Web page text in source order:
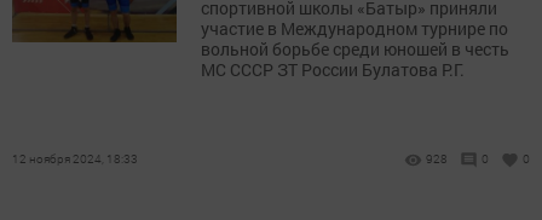
спортивной школы «Батыр» приняли
участие в Международном турнире по
вольной борьбе среди юношей в честь
МС СССР ЗТ России Булатова Р.Г.
12 ноября 2024, 18:33 928 0 0